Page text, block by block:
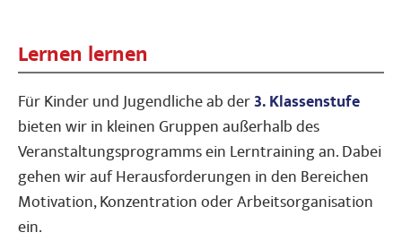
Lernen lernen
Für Kinder und Jugendliche ab der3. Klassenstufe
bieten wir in kleinen Gruppen außerhalb des
Veranstaltungsprogramms ein Lerntraining an. Dabei
gehen wir auf Herausforderungen in den Bereichen
Motivation, Konzentration oder Arbeitsorganisation
ein.